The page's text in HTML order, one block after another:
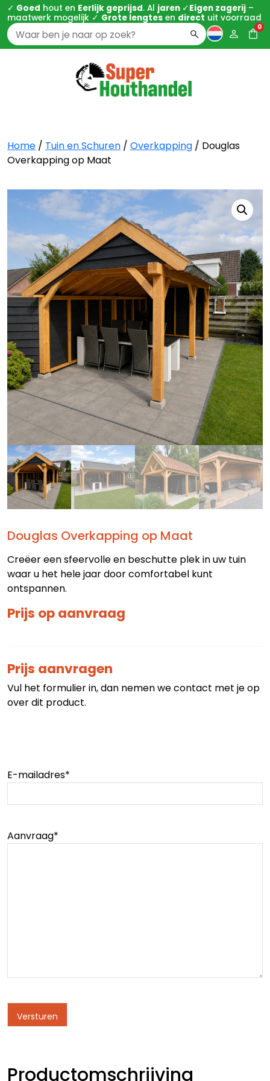
✓ Goed hout en Eerlijk geprijsd. Al jaren ✓Eigen zagerij –
maatwerk mogelijk ✓ Grote lengtes en direct uit voorraad
Zoeken
naar:
0
Home / Tuin en Schuren / Overkapping / Douglas
Overkapping op Maat
Douglas Overkapping op Maat
Creëer een sfeervolle en beschutte plek in uw tuin
waar u het hele jaar door comfortabel kunt
ontspannen.
Prijs op aanvraag
Prijs aanvragen
Vul het formulier in, dan nemen we contact met je op
over dit product.
E-mailadres*
Aanvraag*
Productomschrijving